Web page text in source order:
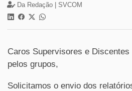
Da Redação | SVCOM
Caros Supervisores e
pelos grupos,
Solicitamos o envio dos